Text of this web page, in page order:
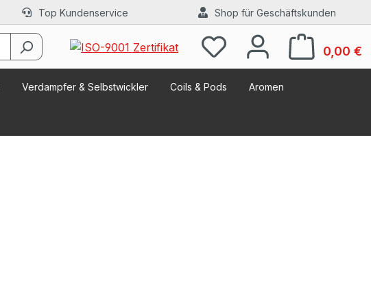
Top Kundenservice Shop für Geschäftskunden
0,00 €
Verdampfer & Selbstwickler Coils & Pods Aromen